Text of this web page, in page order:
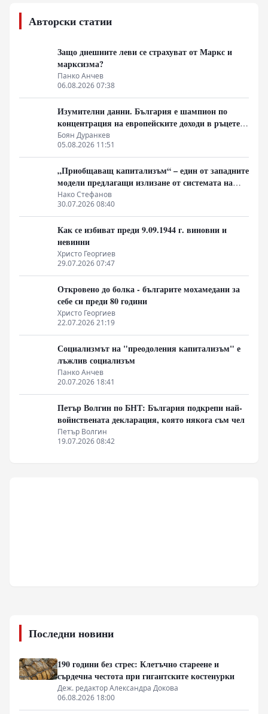
Авторски статии
Защо днешните леви се страхуват от Маркс и
марксизма?
Панко Анчев
06.08.2026 07:38
Изумителни данни. България е шампион по
концентрация на европейските доходи в ръцете
на най-богатия 1%, надминава и САЩ
Боян Дуранкев
05.08.2026 11:51
„Приобщаващ капитализъм“ – един от западните
модели предлагащи излизане от системата на
неолиберализма
Нако Стефанов
30.07.2026 08:40
Как се избиват преди 9.09.1944 г. виновни и
невинни
Христо Георгиев
29.07.2026 07:47
Откровено до болка - българите мохамедани за
себе си преди 80 години
Христо Георгиев
22.07.2026 21:19
Социализмът на "преодоления капитализъм" е
лъжлив социализъм
Панко Анчев
20.07.2026 18:41
Петър Волгин по БНТ: България подкрепи най-
войнствената декларация, която някога съм чел
Петър Волгин
19.07.2026 08:42
Последни новини
190 години без стрес: Клетъчно стареене и
сърдечна честота при гигантските костенурки
Деж. редактор Александра Докова
06.08.2026 18:00